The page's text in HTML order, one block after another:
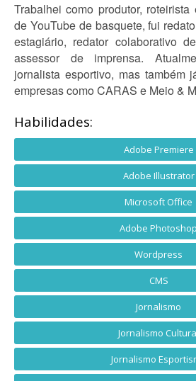
Trabalhei como produtor,
de YouTube de basquete, fui
estagiário, redator colaborativo
assessor de imprensa.
jornalista esportivo, mas também
empresas como CARAS e Meio &
Habilidades:
Adobe Premiere
Adobe Illustrator
Microsoft Office
Adobe Photoshop
Wordpress
CMS
Jornalismo
Jornalismo
Jornalismo